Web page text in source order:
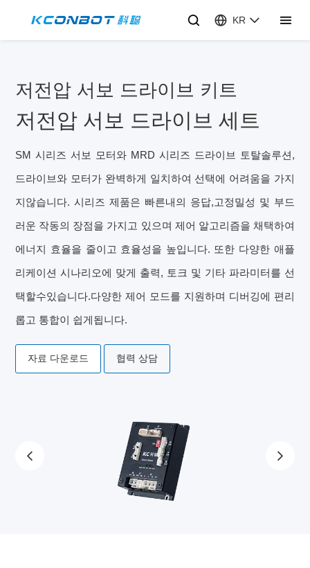
KR
저전압 서보 드라이브 키트
저전압 서보 드라이브 세트
SM 시리즈 서보 모터와 MRD 시리즈 드라이브 토탈솔루션,
드라이브와 모터가 완벽하게 일치하여 선택에 어려움을 가지
지않습니다. 시리즈 제품은 빠른내의 응답,고정밀성 및 부드
러운 작동의 장점을 가지고 있으며 제어 알고리즘을 채택하여
에너지 효율을 줄이고 효율성을 높입니다. 또한 다양한 애플
리케이션 시나리오에 맞게 출력, 토크 및 기타 파라미터를 선
택할수있습니다.다양한 제어 모드를 지원하며 디버깅에 편리
롭고 통합이 쉽게됩니다.
자료 다운로드 협력 상담